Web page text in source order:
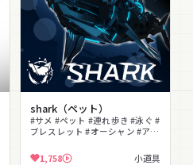
shark（ペット）
#サメ #ペット #連れ歩き #泳ぐ #
ブレスレット #オーシャン #アニ
1,758 小道具